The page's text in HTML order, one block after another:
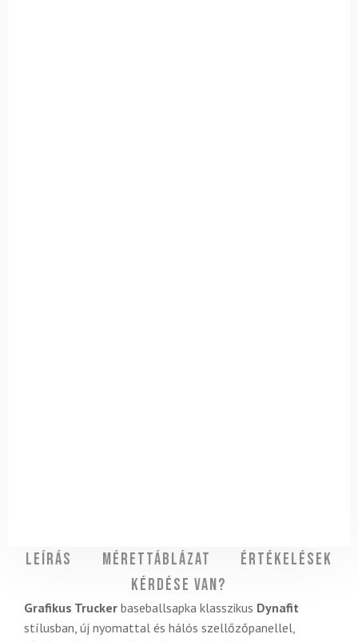
Leírás Mérettáblázat
Értékelések
Kérdése van?
Grafikus Trucker baseballsapka klasszikus Dynafit
stílusban, új nyomattal és hálós szellőzőpanellel,